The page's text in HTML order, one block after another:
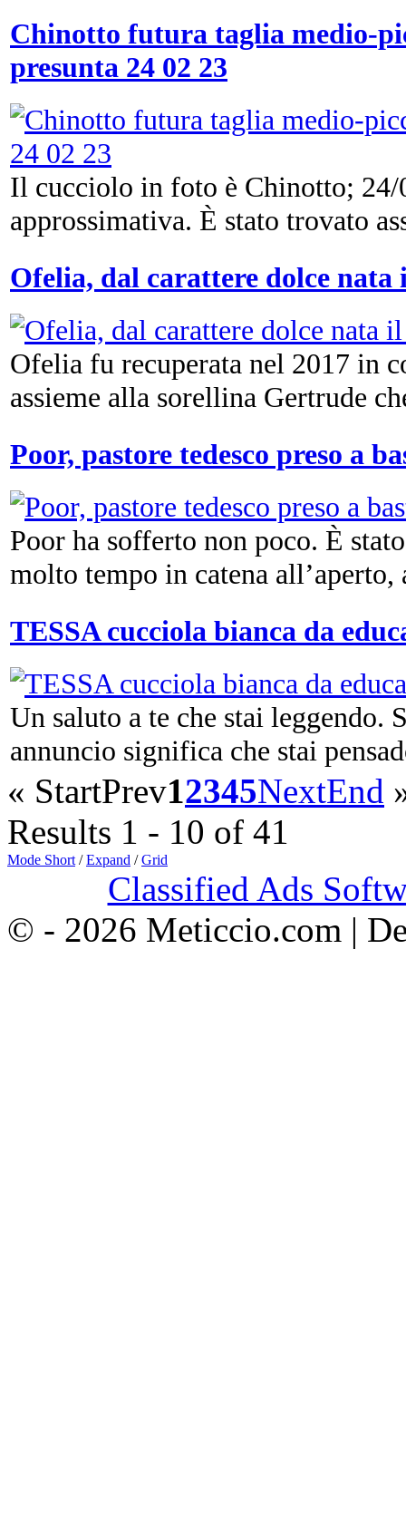
Chinotto futura taglia medio-
presunta 24 02 23
Il cucciolo in foto è Chinotto; 24/
approssimativa. È stato trovato
Ofelia, dal carattere dolce nata
Ofelia fu recuperata nel 2017 in
assieme alla sorellina Gertrude
Poor, pastore tedesco preso a
Poor ha sofferto non poco. È
molto tempo in catena
TESSA cucciola bianca da
Un saluto a te che stai leggendo.
annuncio significa che stai
« StartPrev12345NextEnd
Results 1 - 10 of 41
Mode Short/Expand /Grid
Classified Ads
© - 2026 Meticcio.com |